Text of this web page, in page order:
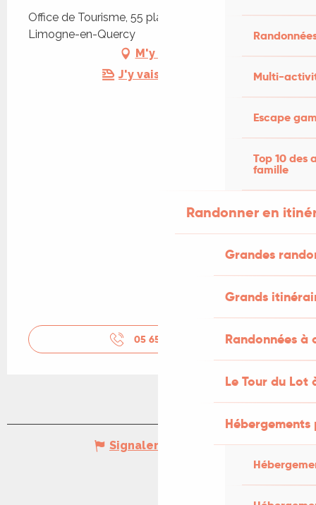
Multi-
Escape
Top 10 des
famille
Randonner en
Grandes
Grands
Randonnées
Le Tour du Lot
Office de Tourisme, 55 place d'Occitanie, 46260
Limogne-en-Quercy
M'y rendre
J'y vais en train !
05 65 24 34
Signaler une erreur